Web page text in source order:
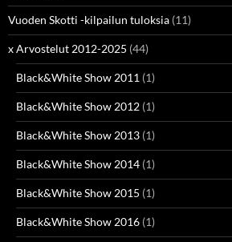
Vuoden Skotti -kilpailun tuloksia (11)
x Arvostelut 2012-2025 (44)
Black&White Show 2011 (1)
Black&White Show 2012 (1)
Black&White Show 2013 (1)
Black&White Show 2014 (1)
Black&White Show 2015 (1)
Black&White Show 2016 (1)